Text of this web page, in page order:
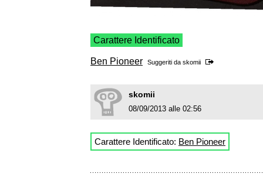
Carattere Identificato
Ben Pioneer Suggeriti da skomii
skomii
08/09/2013 alle 02:56
Carattere Identificato: Ben Pioneer